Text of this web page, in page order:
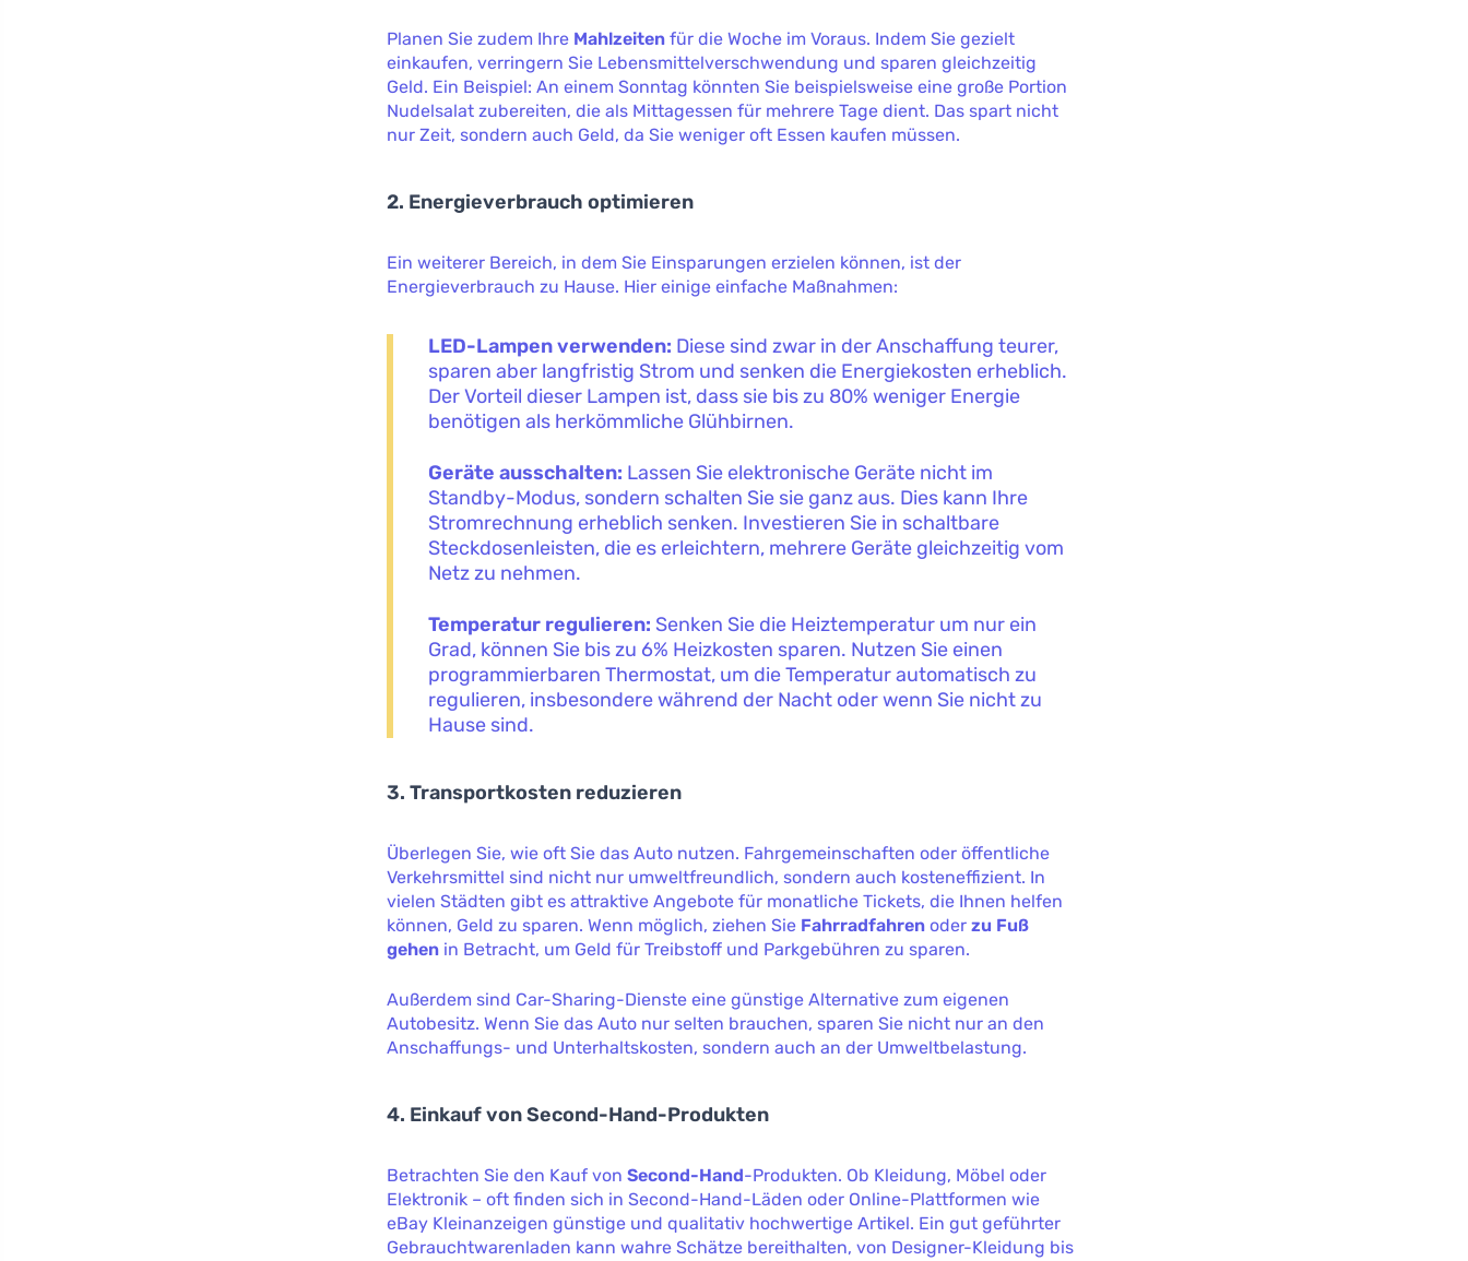
Planen Sie zudem Ihre Mahlzeiten für die Woche im Voraus. Indem Sie gezielt
einkaufen, verringern Sie Lebensmittelverschwendung und sparen gleichzeitig
Geld. Ein Beispiel: An einem Sonntag könnten Sie beispielsweise eine große Portion
Nudelsalat zubereiten, die als Mittagessen für mehrere Tage dient. Das spart nicht
nur Zeit, sondern auch Geld, da Sie weniger oft Essen kaufen müssen.
2. Energieverbrauch optimieren
Ein weiterer Bereich, in dem Sie Einsparungen erzielen können, ist der
Energieverbrauch zu Hause. Hier einige einfache Maßnahmen:
LED-Lampen verwenden: Diese sind zwar in der Anschaffung teurer,
sparen aber langfristig Strom und senken die Energiekosten erheblich.
Der Vorteil dieser Lampen ist, dass sie bis zu 80% weniger Energie
benötigen als herkömmliche Glühbirnen.
Geräte ausschalten: Lassen Sie elektronische Geräte nicht im
Standby-Modus, sondern schalten Sie sie ganz aus. Dies kann Ihre
Stromrechnung erheblich senken. Investieren Sie in schaltbare
Steckdosenleisten, die es erleichtern, mehrere Geräte gleichzeitig vom
Netz zu nehmen.
Temperatur regulieren: Senken Sie die Heiztemperatur um nur ein
Grad, können Sie bis zu 6% Heizkosten sparen. Nutzen Sie einen
programmierbaren Thermostat, um die Temperatur automatisch zu
regulieren, insbesondere während der Nacht oder wenn Sie nicht zu
Hause sind.
3. Transportkosten reduzieren
Überlegen Sie, wie oft Sie das Auto nutzen. Fahrgemeinschaften oder öffentliche
Verkehrsmittel sind nicht nur umweltfreundlich, sondern auch kosteneffizient. In
vielen Städten gibt es attraktive Angebote für monatliche Tickets, die Ihnen helfen
können, Geld zu sparen. Wenn möglich, ziehen Sie Fahrradfahren oderzu Fuß
gehen in Betracht, um Geld für Treibstoff und Parkgebühren zu sparen.
Außerdem sind Car-Sharing-Dienste eine günstige Alternative zum eigenen
Autobesitz. Wenn Sie das Auto nur selten brauchen, sparen Sie nicht nur an den
Anschaffungs- und Unterhaltskosten, sondern auch an der Umweltbelastung.
4. Einkauf von Second-Hand-Produkten
Betrachten Sie den Kauf vonSecond-Hand-Produkten. Ob Kleidung, Möbel oder
Elektronik – oft finden sich in Second-Hand-Läden oder Online-Plattformen wie
eBay Kleinanzeigen günstige und qualitativ hochwertige Artikel. Ein gut geführter
Gebrauchtwarenladen kann wahre Schätze bereithalten, von Designer-Kleidung bis